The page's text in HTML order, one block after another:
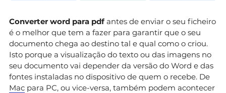
Converter word para pdfantes de enviar o seu ficheiro
é o melhor que tem a fazer para garantir que o seu
documento chega ao destino tal e qual como o criou.
Isto porque a visualização do texto ou das imagens no
seu documento vai depender da versão do Word e das
fontes instaladas no dispositivo de quem o recebe. De
Mac para PC, ou vice-versa, também podem acontecer